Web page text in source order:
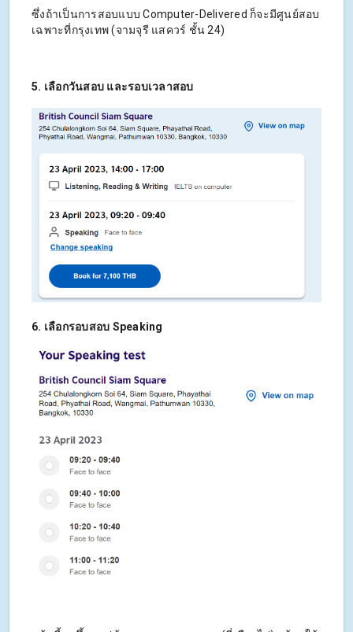
ซึ่งถ้าเป็นการสอบแบบ Computer-Delivered ก็จะมีศูนย์สอบ
เฉพาะที่กรุงเทพ (จามจุรี แสควร์ ชั้น 24)
5. เลือกวันสอบ และรอบเวลาสอบ
6. เลือกรอบสอบ Speaking